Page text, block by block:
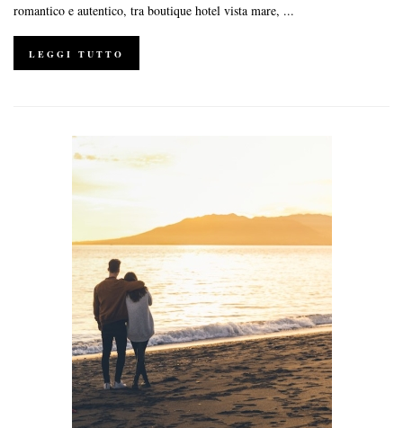
romantico e autentico, tra boutique hotel vista mare, ...
LEGGI TUTTO